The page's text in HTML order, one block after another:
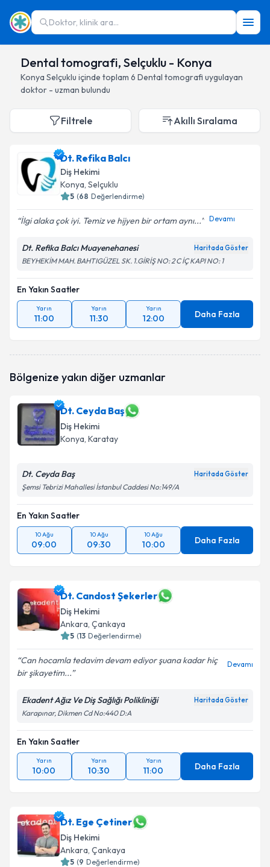
Doktor, klinik ara...
Dental tomografi, Selçuklu - Konya
Konya Selçuklu içinde toplam 6 Dental tomografi uygulayan
doktor - uzman bulundu
Filtrele Akıllı Sıralama
Dt. Refika Balcı
Diş Hekimi
Konya, Selçuklu
5 (68 Değerlendirme)
İlgi alaka çok iyi. Temiz ve hijyen bir ortam aynı... Devamı
Dt. Refika Balcı Muayenehanesi Haritada Göster
BEYHEKİM MAH. BAHTIGÜZEL SK. 1.GİRİŞ NO: 2 C İÇ KAPI NO: 1
En Yakın Saatler
Yarın
11:00
Yarın
11:30
Yarın
12:00 Daha Fazla
Bölgenize yakın diğer uzmanlar
Dt. Ceyda Baş
Diş Hekimi
Konya, Karatay
Dt. Ceyda Baş Haritada Göster
Şemsi Tebrizi Mahallesi İstanbul Caddesi No:149/A
En Yakın Saatler
10 Ağu
09:00
10 Ağu
09:30
10 Ağu
10:00 Daha Fazla
Dt. Candost Şekerler
Diş Hekimi
Ankara, Çankaya
5 (13 Değerlendirme)
Can hocamla tedavim devam ediyor şuana kadar hiç
bir şikayetim...
Devamı
Ekadent Ağız Ve Diş Sağlığı Polikliniği Haritada Göster
Karapınar, Dikmen Cd No:440 D:A
En Yakın Saatler
Yarın
10:00
Yarın
10:30
Yarın
11:00 Daha Fazla
Dt. Ege Çetiner
Diş Hekimi
Ankara, Çankaya
5 (9 Değerlendirme)